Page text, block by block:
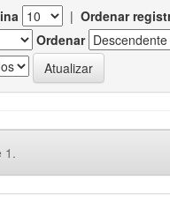
| Ordenar
Ordenar
1.